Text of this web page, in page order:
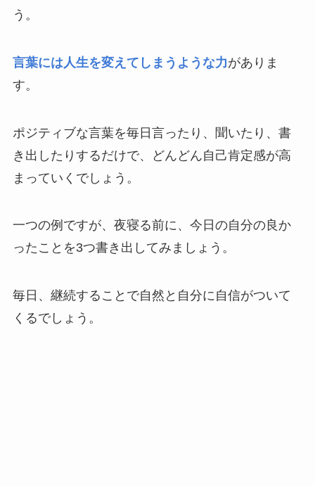
う。
言葉には人生を変えてしまうような力がありま
す。
ポジティブな言葉を毎日言ったり、聞いたり、書
き出したりするだけで、どんどん自己肯定感が高
まっていくでしょう。
一つの例ですが、夜寝る前に、今日の自分の良か
ったことを3つ書き出してみましょう。
毎日、継続することで自然と自分に自信がついて
くるでしょう。